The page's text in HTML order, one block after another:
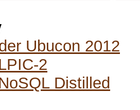
Ubucon 2012
2
Distilled